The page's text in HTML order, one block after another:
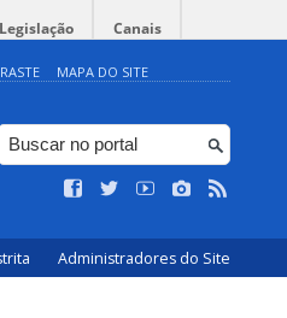
Legislação Canais
MAPA DO SITE
Administradores do Site